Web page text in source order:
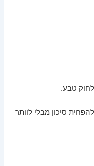
טבע.
סיכון מבלי לוותר